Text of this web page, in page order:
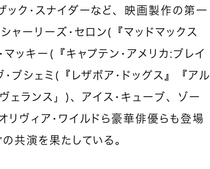
ック・スナイダーなど、映画製作の第一
ーリーズ・セロン（『マッドマックス
ッキー（『キャプテン・アメリカ：ブレイ
ブシェミ（『レザボア・ドッグス』『アル
ェランス」）、アイス・キューブ、ゾー
リヴィア・ワイルドら豪華俳優らも登場
共演を果たしている。